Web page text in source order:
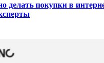
делать покупки в